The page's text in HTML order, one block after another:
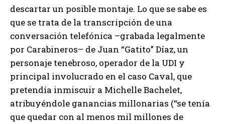
descartar un posible montaje. Lo que se sabe es
que se trata de la transcripción de una
conversación telefónica –grabada legalmente
por Carabineros– de Juan “Gatito” Díaz, un
personaje tenebroso, operador de la UDI y
principal involucrado en el caso Caval, que
pretendía inmiscuir a Michelle Bachelet,
atribuyéndole ganancias millonarias (“se tenía
que quedar con al menos mil millones de